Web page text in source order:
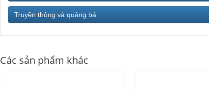
Truyền thông và quảng bá
Các sản phẩm khác